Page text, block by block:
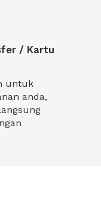
/ Kartu
untuk
anda,